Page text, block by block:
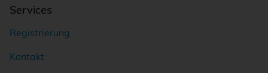
Services
Registrierung
Kontakt